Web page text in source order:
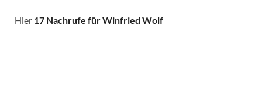
Hier 17 Nachrufe für Winfried Wolf